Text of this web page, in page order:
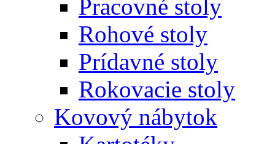
Pracovné stoly
Rohové stoly
Prídavné stoly
Rokovacie stoly
Kovový nábytok